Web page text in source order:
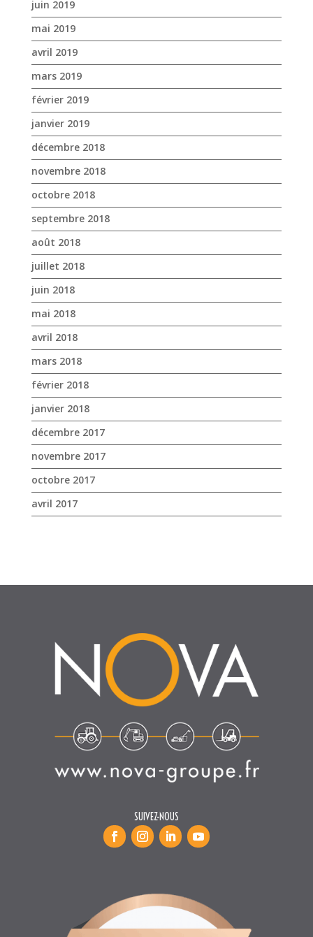
janvier 2019
décembre 2018
novembre 2018
octobre 2018
septembre 2018
août 2018
juillet 2018
juin 2018
mai 2018
avril 2018
mars 2018
février 2018
janvier 2018
décembre 2017
novembre 2017
octobre 2017
avril 2017
SUIVEZ-NOUS